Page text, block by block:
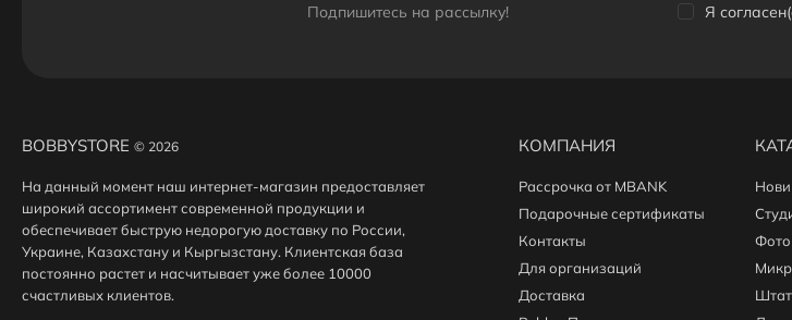
Подпишитесь на рассылкy! Я
BOBBYSTORE © 2026
На данный момент наш интернет-магазин предоставляет
широкий ассортимент современной продукции и
обеспечивает быструю недорогую доставку по России,
Украине, Казахстану и Кыргызстану. Клиентская база
постоянно растет и насчитывает уже более 10000
счастливых клиентов.
КОМПАНИЯ
Рассрочка от MBANK
Подарочные сертификаты
Контакты
Для организаций
Доставка
Фото